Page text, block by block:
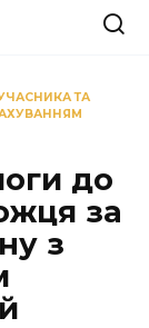
ТА
до
за
з